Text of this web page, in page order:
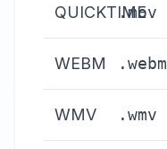
QUICKTIME
.mov
WEBM .webm
WMV .wmv